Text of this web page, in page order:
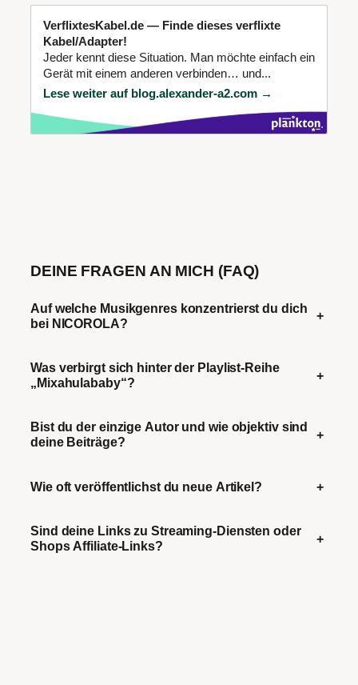
VerflixtesKabel.de — Finde dieses verflixte
Kabel/Adapter!
Jeder kennt diese Situation. Man möchte einfach ein
Gerät mit einem anderen verbinden… und...
Lese weiter auf blog.alexander-a2.com →
DEINE FRAGEN AN MICH (FAQ)
Auf welche Musikgenres konzentrierst du dich
bei NICOROLA?
+
Was verbirgt sich hinter der Playlist-Reihe
„Mixahulababy“?
+
Bist du der einzige Autor und wie objektiv sind
deine Beiträge?
+
Wie oft veröffentlichst du neue Artikel? +
Sind deine Links zu Streaming-Diensten oder
Shops Affiliate-Links?
+